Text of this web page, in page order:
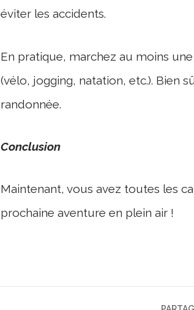
éviter les accidents.
En pratique, marchez au moins
(vélo, jogging, natation, etc.). Bien
randonnée.
Conclusion
Maintenant, vous avez toutes les
prochaine aventure en plein air !